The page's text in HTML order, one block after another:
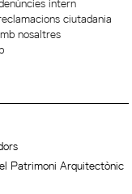
intern
ciutadania
nosaltres
Patrimoni Arquitectònic